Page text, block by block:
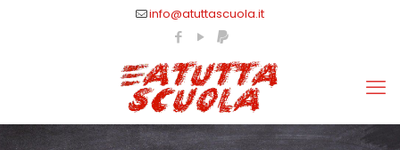
info@atuttascuola.it